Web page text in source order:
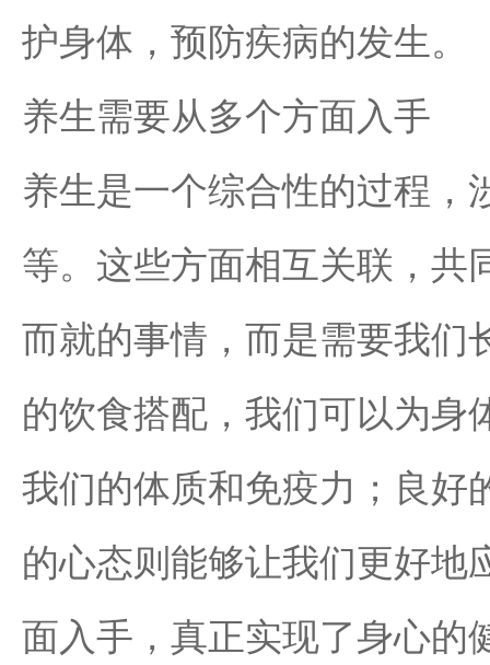
护身体，预防疾病的发生。
养生需要从多个方面入手
养生是一个综合性的过程，
等。这些方面相互关联，共
而就的事情，而是需要我们
的饮食搭配，我们可以为身
我们的体质和免疫力；良好
的心态则能够让我们更好地
面入手，真正实现了身心的